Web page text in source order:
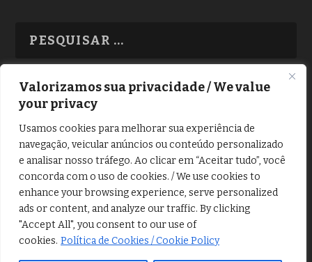
Valorizamos sua privacidade / We value
your privacy
Usamos cookies para melhorar sua experiência de
navegação, veicular anúncios ou conteúdo personalizado
e analisar nosso tráfego. Ao clicar em “Aceitar tudo”, você
concorda com o uso de cookies. / We use cookies to
enhance your browsing experience, serve personalized
ads or content, and analyze our traffic. By clicking
"Accept All", you consent to our use of
cookies. Política de Cookies / Cookie Policy
TODAS OS ASSUNTOS
Copyright © Alô Tatuapé 2013 / 2026
Desenvolvido por ALOSP MKT DIGITAL